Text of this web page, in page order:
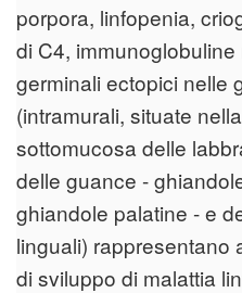
porpora, linfopenia,
di C4,
germinali ectopici nelle
(intramurali, situate
sottomucosa delle
delle guance -
ghiandole palatine - e
linguali) rappresentano
di sviluppo di malattia